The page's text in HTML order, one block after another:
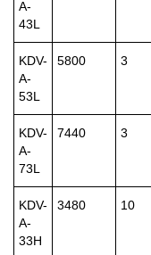
A-
43L
KDV-
A-
53L
5800 3
KDV-
A-
73L
7440 3
KDV-
A-
33H
3480 10